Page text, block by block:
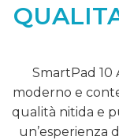
SmartPad 10
moderno e
qualità nitida e
un’esperienza